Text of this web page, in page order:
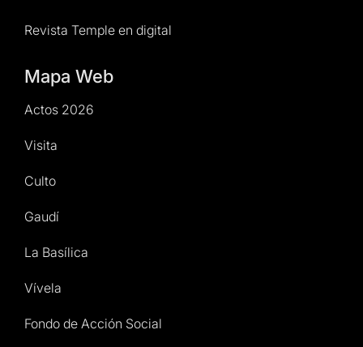
Revista Temple en digital
Mapa Web
Actos 2026
Visita
Culto
Gaudí
La Basílica
Vívela
Fondo de Acción Social